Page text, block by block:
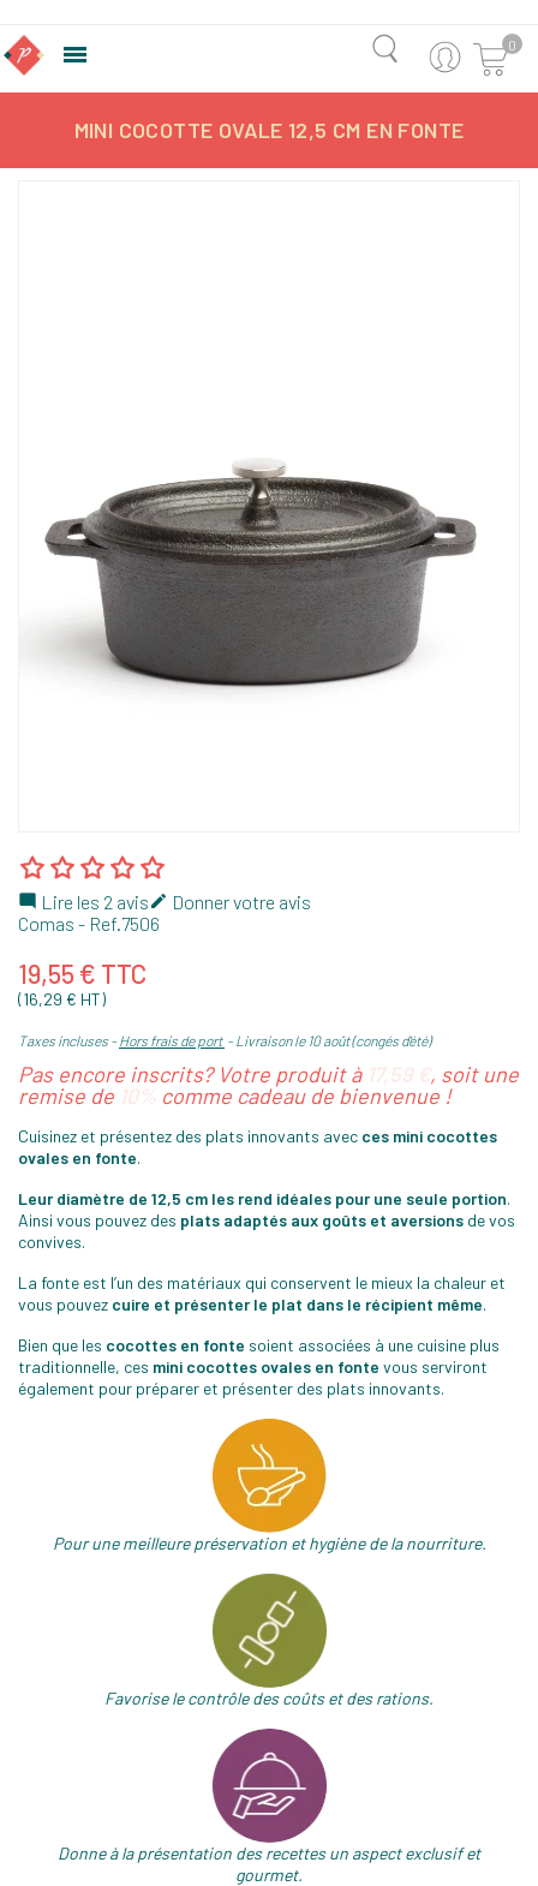
 0
MINI COCOTTE OVALE 12,5 CM EN FONTE
 Lire les 2 avis Donner votre avis
Comas - Ref. 7506
19,55 € TTC
(16,29 € HT)
Taxes incluses Hors frais de port Livraison le 10 août (congés d'été)
Pas encore inscrits? Votre produit à
, soit une
remise de
comme cadeau de bienvenue !
Cuisinez et présentez des plats innovants avec ces mini cocottes
ovales en fonte.
Leur diamètre de 12,5 cm les rend idéales pour une seule portion.
Ainsi vous pouvez des plats adaptés aux goûts et aversions de vos
convives.
La fonte est l’un des matériaux qui conservent le mieux la chaleur et
vous pouvez cuire et présenter le plat dans le récipient même.
Bien que les cocottes en fonte soient associées à une cuisine plus
traditionnelle, ces mini cocottes ovales en fonte vous serviront
également pour préparer et présenter des plats innovants.
Pour une meilleure préservation et hygiène de la nourriture.
Favorise le contrôle des coûts et des rations.
Donne à la présentation des recettes un aspect exclusif et
gourmet.